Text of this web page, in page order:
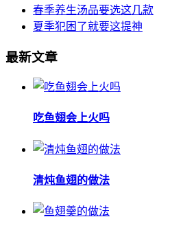
春季养生汤品要选这几款
夏季犯困了就要这提神
最新文章
吃鱼翅会上火吗
清炖鱼翅的做法